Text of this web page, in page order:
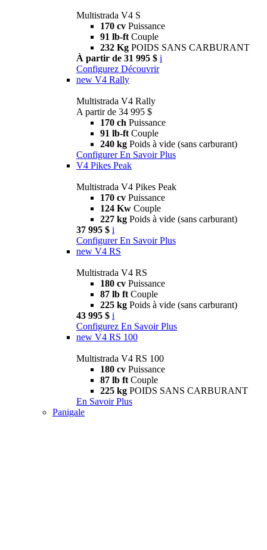
Multistrada V4 S
170 cv Puissance
91 lb-ft Couple
232 Kg POIDS SANS CARBURANT
À partir de 31 995 $ i
Configurez Découvrir
new V4 Rally
Multistrada V4 Rally
A partir de 34 995 $
170 ch Puissance
91 lb-ft Couple
240 kg Poids à vide (sans carburant)
Configurer En Savoir Plus
V4 Pikes Peak
Multistrada V4 Pikes Peak
170 cv Puissance
124 Kw Couple
227 kg Poids à vide (sans carburant)
37 995 $ i
Configurer En Savoir Plus
new V4 RS
Multistrada V4 RS
180 cv Puissance
87 lb ft Couple
225 kg Poids à vide (sans carburant)
43 995 $ i
Configurez En Savoir Plus
new V4 RS 100
Multistrada V4 RS 100
180 cv Puissance
87 lb ft Couple
225 kg POIDS SANS CARBURANT
En Savoir Plus
Panigale